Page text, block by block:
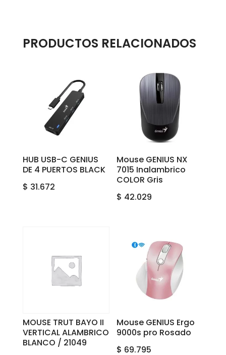
PRODUCTOS RELACIONADOS
HUB USB-C GENIUS
DE 4 PUERTOS BLACK
$ 31.672
Mouse GENIUS NX
7015 Inalambrico
COLOR Gris
$ 42.029
MOUSE TRUT BAYO II
VERTICAL ALAMBRICO
BLANCO / 21049
Mouse GENIUS Ergo
9000s pro Rosado
$ 69.795